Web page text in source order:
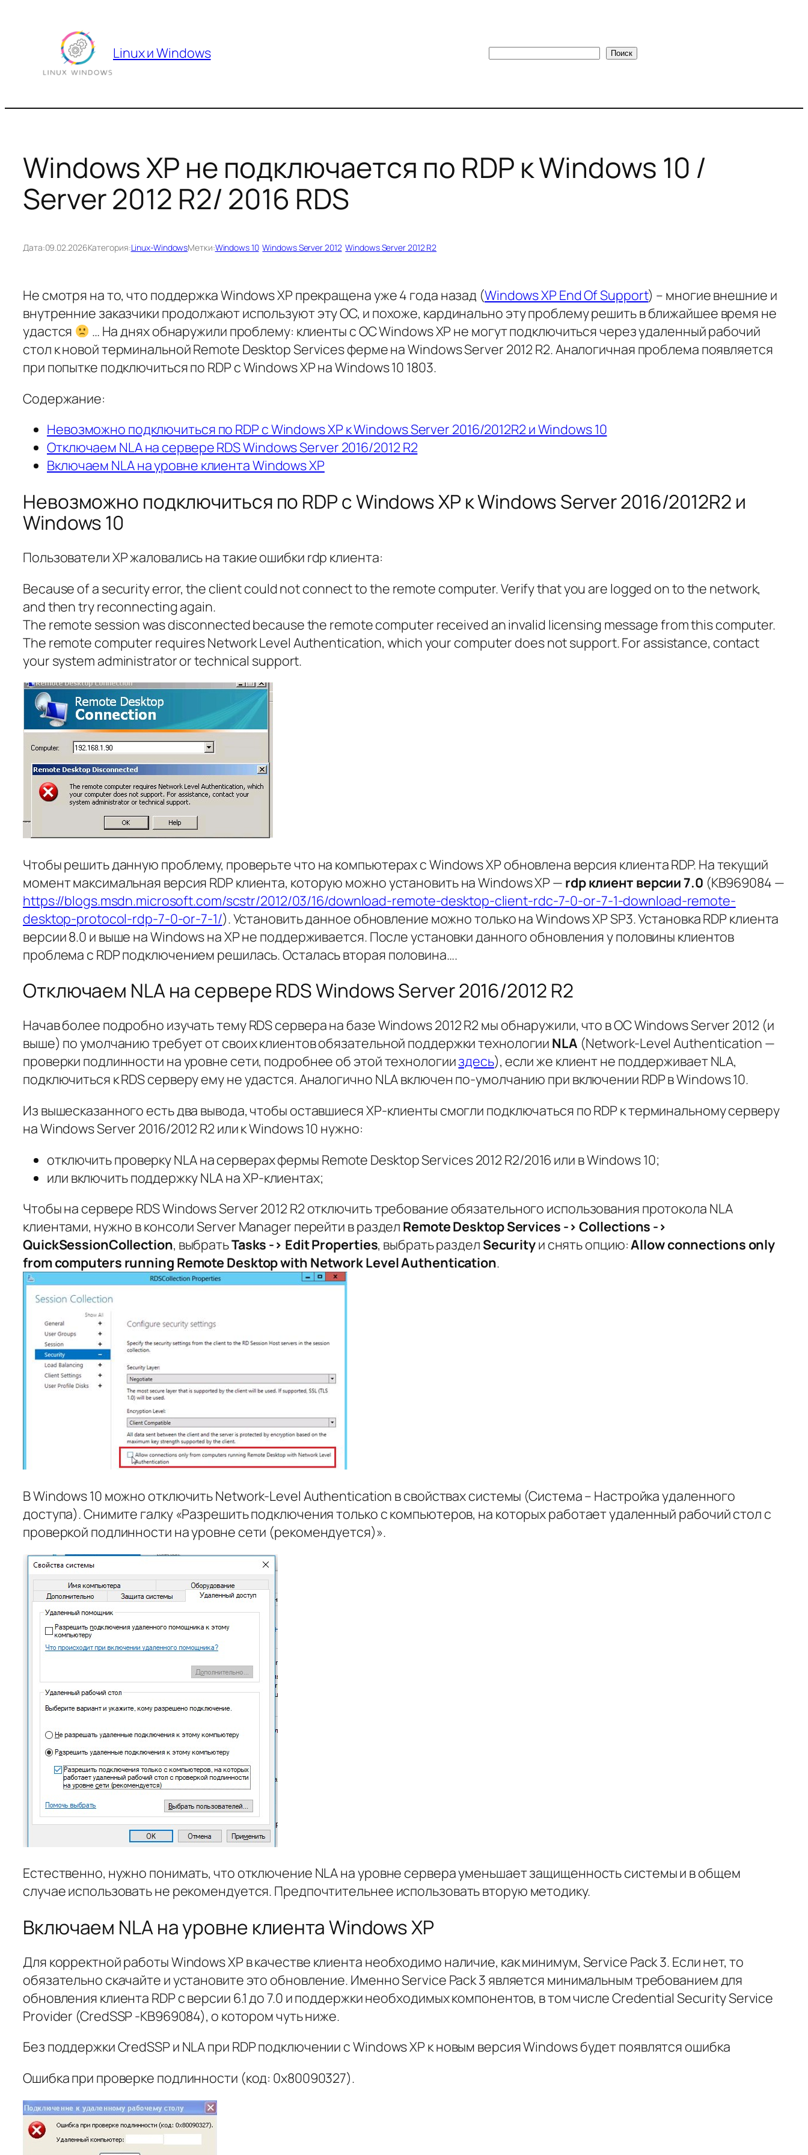
содержимому
Linux и Windows Поиск Поиск
Windows XP не подключается по RDP к Windows 10 /
Server 2012 R2/ 2016 RDS
Дата:09.02.2026Категория:Linux-WindowsМетки:Windows 10 Windows Server 2012 Windows Server 2012 R2
Не смотря на то, что поддержка Windows XP прекращена уже 4 года назад (Windows XP End Of Support) – многие внешние и
внутренние заказчики продолжают используют эту ОС, и похоже, кардинально эту проблему решить в ближайшее время не
удастся
… На днях обнаружили проблему: клиенты с ОС Windows XPне могут подключиться через удаленный рабочий
стол к новой терминальной Remote Desktop Services ферме на Windows Server 2012 R2. Аналогичная проблема появляется
при попытке подключиться по RDP с Windows XP на Windows 10 1803.
Содержание:
Невозможно подключиться по RDP с Windows XP к Windows Server 2016/2012R2 и Windows 10
Отключаем NLA на сервере RDS Windows Server 2016/2012 R2
Включаем NLA на уровне клиента Windows XP
Невозможно подключиться по RDP с Windows XP к Windows Server 2016/2012R2 и
Windows 10
Пользователи XP жаловались на такие ошибки rdp клиента:
Because of a security error, the client could not connect to the remote computer. Verify that you are logged on to the network,
and then try reconnecting again.
The remote session was disconnected because the remote computer received an invalid licensing message from this computer.
The remote computer requires Network Level Authentication, which your computer does not support. For assistance, contact
your system administrator or technical support.
Чтобы решить данную проблему, проверьте что на компьютерах с Windows XP обновлена версия клиента RDP. На текущий
момент максимальная версия RDP клиента, которую можно установить на Windows XP — rdpклиент версии 7.0 (KB969084 —
https://blogs.msdn.microsoft.com/scstr/2012/03/16/download-remote-desktop-client-rdc-7-0-or-7-1-download-remote-
desktop-protocol-rdp-7-0-or-7-1/). Установить данное обновление можно только на Windows XP SP3. Установка RDP клиента
версии 8.0 и выше на Windows на XP не поддерживается. После установки данного обновления у половины клиентов
проблема с RDP подключением решилась. Осталась вторая половина….
Отключаем NLA на сервере RDS Windows Server 2016/2012 R2
Начав более подробно изучать тему RDS сервера на базе Windows 2012 R2 мы обнаружили, что в ОС Windows Server 2012 (и
выше) по умолчанию требует от своих клиентов обязательной поддержки технологии NLA (Network-Level Authentication —
проверки подлинности на уровне сети, подробнее об этой технологииздесь), если же клиент не поддерживает NLA,
подключиться к RDS серверу ему не удастся. Аналогично NLA включен по-умолчанию при включении RDP в Windows 10.
Из вышесказанного есть два вывода, чтобы оставшиеся XP-клиенты смогли подключаться по RDP к терминальному серверу
на Windows Server 2016/2012 R2 или к Windows 10 нужно:
отключить проверку NLA на серверах фермы Remote Desktop Services 2012 R2/2016 или в Windows 10;
или включить поддержку NLA на XP-клиентах;
Чтобы на сервере RDS Windows Server 2012 R2 отключить требование обязательного использования протокола NLA
клиентами, нужно в консоли Server Manager перейти в раздел RemoteDesktopServices -> Collections ->
QuickSessionCollection, выбратьTasks -> EditProperties, выбрать раздел Securityи снять опцию:Allowconnectionsonly
fromcomputers running RemoteDesktopwith NetworkLevelAuthentication.
В Windows 10 можно отключить Network-Level Authentication в свойствах системы (Система – Настройка удаленного
доступа). Снимите галку «Разрешить подключения только с компьютеров, на которых работает удаленный рабочий стол с
проверкой подлинности на уровне сети (рекомендуется)».
Естественно, нужно понимать, что отключение NLA на уровне сервера уменьшает защищенность системы и в общем
случае использовать не рекомендуется. Предпочтительнее использовать вторую методику.
Включаем NLA на уровне клиента Windows XP
Для корректной работы Windows XP в качестве клиента необходимо наличие, как минимум, Service Pack 3. Если нет, то
обязательно скачайте и установите это обновление. Именно Service Pack 3 является минимальным требованием для
обновления клиента RDP с версии 6.1 до 7.0 и поддержки необходимых компонентов, в том числе Credential Security Service
Provider (CredSSP -KB969084), о котором чуть ниже.
Без поддержки CredSSP и NLA при RDP подключении с Windows XP к новым версия Windows будет появлятся ошибка
Ошибка при проверке подлинности (код: 0x80090327).